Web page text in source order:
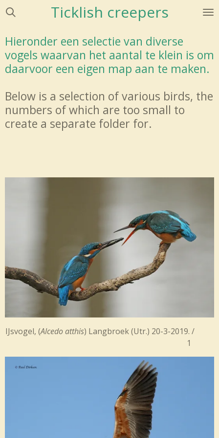
Ga
de
hoofdinhoud
Ticklish creepers
Hieronder een selectie van diverse
vogels waarvan het aantal te klein is om
daarvoor een eigen map aan te maken.
Below is a selection of various birds, the
numbers of which are too small to
create a separate folder for.
IJsvogel, (Alcedo atthis) Langbroek (Utr.) 20-3-2019. /
1